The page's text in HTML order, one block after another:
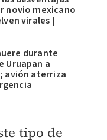
novio mexicano
virales |
durante
Uruapan a
avión aterriza
tipo de